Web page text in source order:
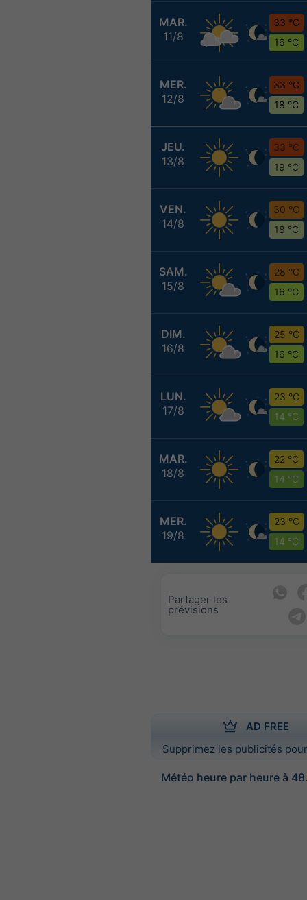
MAR.
11/8
33 °C
16 °C
MER.
12/8
33 °C
18 °C
JEU.
13/8
33 °C
19 °C
VEN.
14/8
30 °C
18 °C
SAM.
15/8
28 °C
16 °C
DIM.
16/8
25 °C
16 °C
LUN.
17/8
23 °C
14 °C
MAR.
18/8
22 °C
14 °C
MER.
19/8
23 °C
14 °C
Partager les
prévisions
AD FREE
Supprimez les publicités
Météo heure par heure à